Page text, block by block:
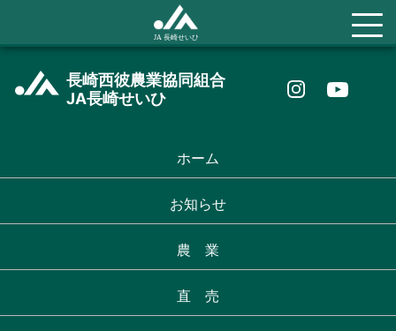
長崎西彼農業協同組合
JA長崎せいひ
ホーム
お知らせ
農 業
直 売